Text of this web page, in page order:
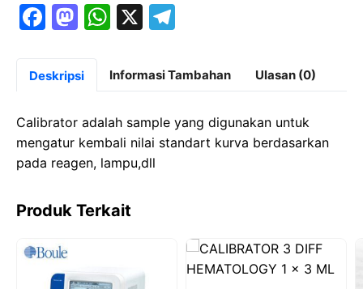
F
c
b
o
o
k
M
st
d
o
n
W
at
s
A
p
p
X
e
gr
a
m
Deskripsi Informasi Tambahan Ulasan (0)
Calibrator adalah sample yang digunakan untuk
mengatur kembali nilai standart kurva berdasarkan
pada reagen, lampu,dll
Produk Terkait